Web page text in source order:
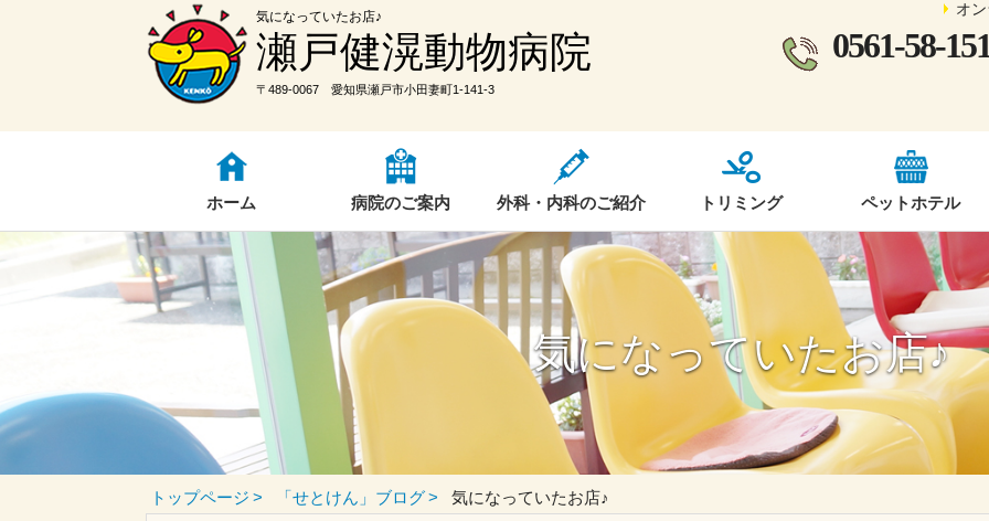
気になっていたお店♪
瀬戸健滉動物病院
〒489-0067 愛知県瀬戸市小田妻町1-141-3
オ
0561-58-
ホーム 病院のご案内 外科・内科のご紹介 トリミング ペットホテル
気になっていたお店♪
トップページ 「せとけん」ブログ 気になっていたお店♪